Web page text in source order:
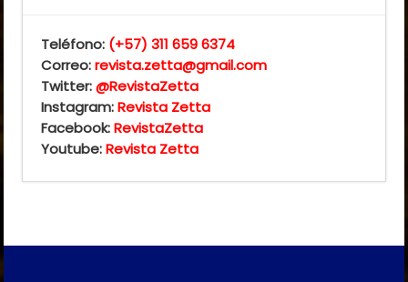
Teléfono: (+57) 311 659 6374
Correo:revista.zetta@gmail.com
Twitter:@RevistaZetta
Instagram:Revista Zetta
Facebook:RevistaZetta
Youtube:Revista Zetta